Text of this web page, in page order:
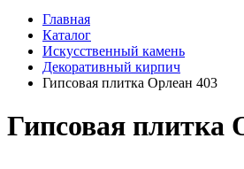
Главная
Каталог
Искусственный камень
Декоративный кирпич
Гипсовая плитка Орлеан 403
Гипсовая плитка